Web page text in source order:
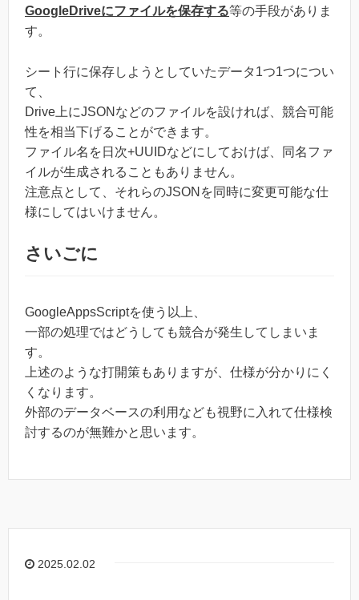
GoogleDriveにファイルを保存する等の手段がありま
す。
シート行に保存しようとしていたデータ1つ1つについ
て、
Drive上にJSONなどのファイルを設ければ、競合可能
性を相当下げることができます。
ファイル名を日次+UUIDなどにしておけば、同名ファ
イルが生成されることもありません。
注意点として、それらのJSONを同時に変更可能な仕
様にしてはいけません。
さいごに
GoogleAppsScriptを使う以上、
一部の処理ではどうしても競合が発生してしまいま
す。
上述のような打開策もありますが、仕様が分かりにく
くなります。
外部のデータベースの利用なども視野に入れて仕様検
討するのが無難かと思います。
2025.02.02